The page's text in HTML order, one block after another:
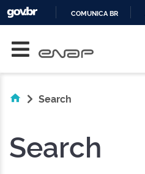
COMUNICA BR
Search
Search